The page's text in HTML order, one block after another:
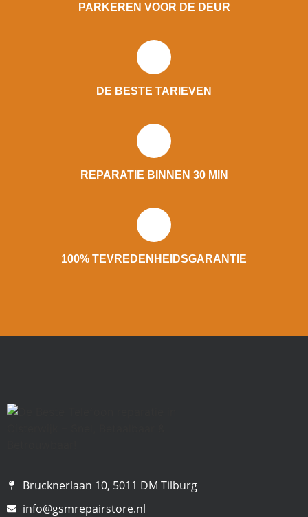
PARKEREN VOOR DE DEUR
DE BESTE TARIEVEN
REPARATIE BINNEN 30 MIN
100% TEVREDENHEIDSGARANTIE
Brucknerlaan 10, 5011 DM Tilburg
info@gsmrepairstore.nl